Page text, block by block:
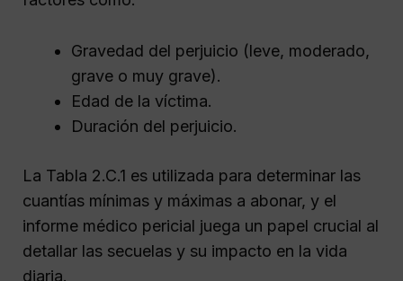
Gravedad del perjuicio (leve, moderado,
grave o muy grave).
Edad de la víctima.
Duración del perjuicio.
La Tabla 2.C.1 es utilizada para determinar las
cuantías mínimas y máximas a abonar, y el
informe médico pericial juega un papel crucial al
detallar las secuelas y su impacto en la vida
diaria.